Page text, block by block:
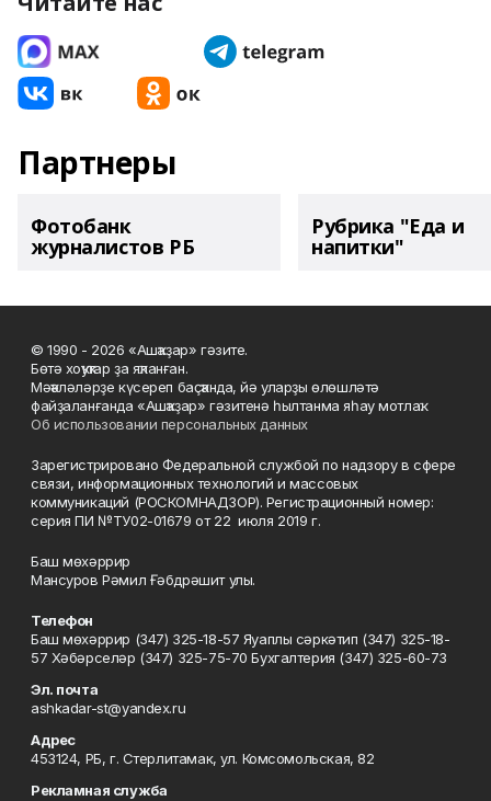
Партнеры
Фотобанк
журналистов РБ
Рубрика "Еда и
напитки"
© 1990 - 2026 «Ашҡаҙар» гәзите.
Бөтә хоҡуҡтар ҙа яҡланған.
Мәҡәләләрҙе күсереп баҫҡанда, йә уларҙы өлөшләтә
файҙаланғанда «Ашҡаҙар» гәзитенә һылтанма яһау мотлаҡ.
Об использовании персональных данных
Зарегистрировано Федеральной службой по надзору в сфере
связи, информационных технологий и массовых
коммуникаций (РОСКОМНАДЗОР). Регистрационный номер:
серия ПИ №ТУ02-01679 от 22 июля 2019 г.
Баш мөхәррир
Мансуров Рәмил Ғәбдрәшит улы.
Телефон
Баш мөхәррир (347) 325-18-57 Яуаплы сәркәтип (347) 325-18-
57 Хәбәрселәр (347) 325-75-70 Бухгалтерия (347) 325-60-73
Эл. почта
ashkadar-st@yandex.ru
Адрес
453124, РБ, г. Стерлитамак, ул. Комсомольская, 82
Рекламная служба